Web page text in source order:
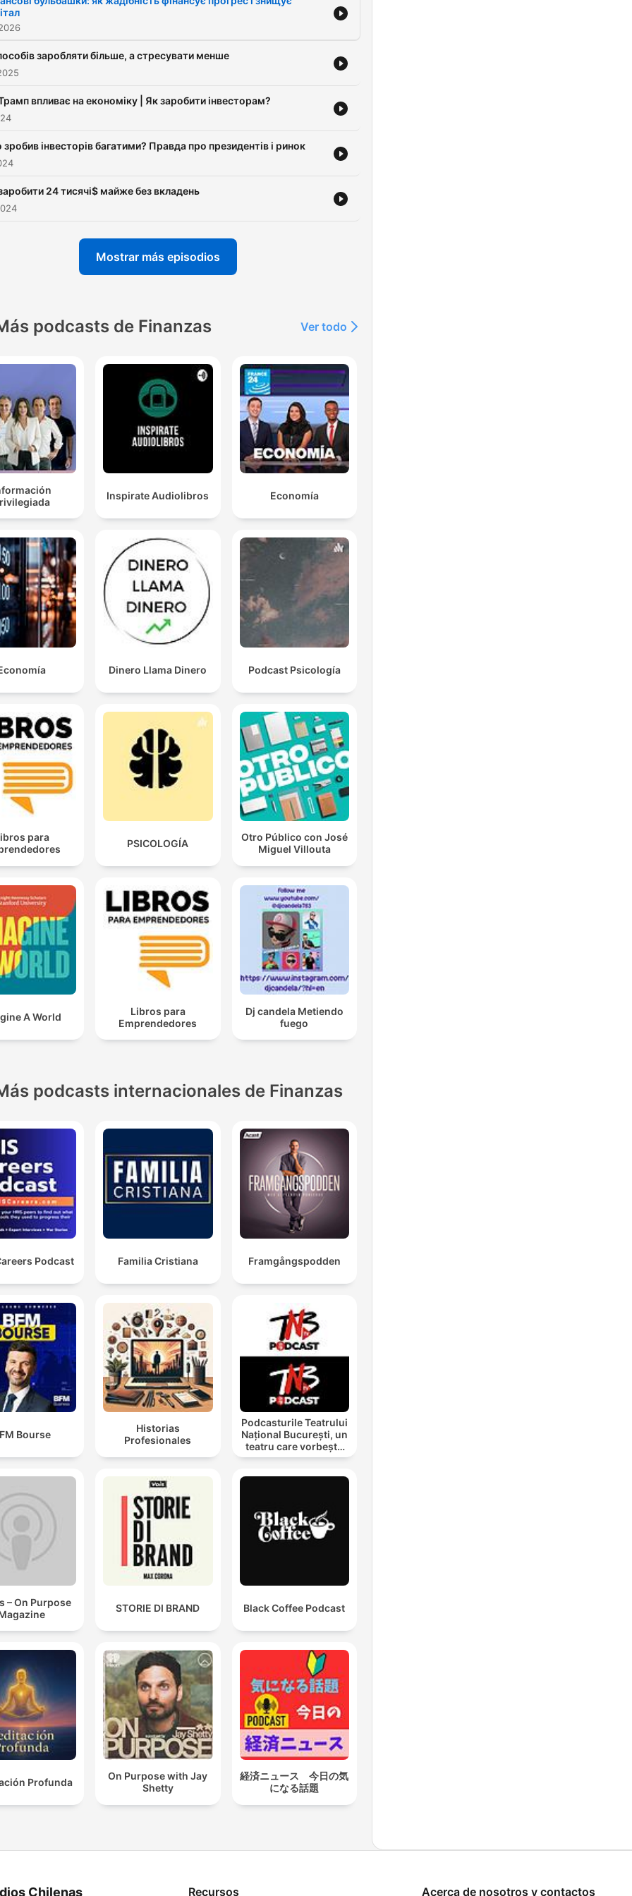
інвестиційні стратегії. Всі
linktr.ee/upgradetrader
заробляти більше, а стресувати менше
впливає на економіку | Як заробити інвесторам?
зробив інвесторів багатими? Правда про президентів і ринок
24 тисячі$ майже без вкладень
Mostrar más episodios
podcasts de Finanzas Ver todo
Inspirate Audiolibros Economía
Dinero Llama Dinero Podcast Psicología
para
PSICOLOGÍA
Otro Público con José
Miguel Villouta
A World
Libros para
Emprendedores
Dj candela Metiendo
fuego
podcasts internacionales de Finanzas
Podcast Familia Cristiana Framgångspodden
Bourse
Historias
Profesionales
Podcasturile Teatrului
Național București, un
teatru care vorbește
cu tine
– On Purpose
STORIE DI BRAND Black Coffee Podcast
Profunda
On Purpose with Jay
Shetty
経済ニュース 今日の気
になる話題
Chilenas Recursos Acerca de nosotros y contactos